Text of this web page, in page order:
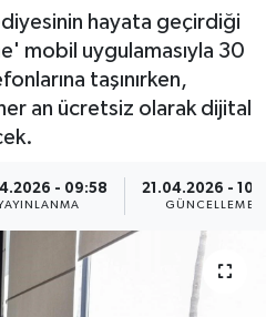
hayata geçirdiği
mobil uygulamasıyla 30
taşınırken,
an ücretsiz olarak dijital
- 09:58 21.04.2026 -
GÜNCELLEME